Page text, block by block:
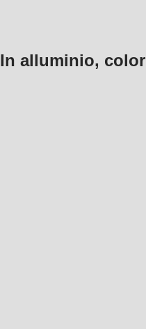
In alluminio, color